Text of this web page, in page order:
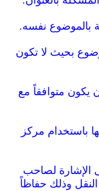
بحيث لا تكون
يكون متوافقاً مع
باستخدام مركز
الإشارة لصاحب
وذلك حفاظاً